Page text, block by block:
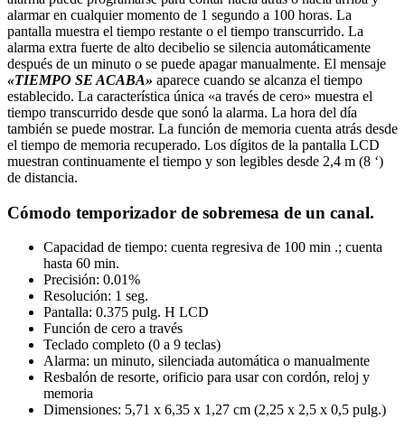
alarmar en cualquier momento de 1 segundo a 100 horas. La
pantalla muestra el tiempo restante o el tiempo transcurrido. La
alarma extra fuerte de alto decibelio se silencia automáticamente
después de un minuto o se puede apagar manualmente. El mensaje
«TIEMPO SE ACABA» aparece cuando se alcanza el tiempo
establecido. La característica única «a través de cero» muestra el
tiempo transcurrido desde que sonó la alarma. La hora del día
también se puede mostrar. La función de memoria cuenta atrás desde
el tiempo de memoria recuperado. Los dígitos de la pantalla LCD
muestran continuamente el tiempo y son legibles desde 2,4 m (8 ‘)
de distancia.
Cómodo temporizador de sobremesa de un canal.
Capacidad de tiempo: cuenta regresiva de 100 min .; cuenta
hasta 60 min.
Precisión: 0.01%
Resolución: 1 seg.
Pantalla: 0.375 pulg. H LCD
Función de cero a través
Teclado completo (0 a 9 teclas)
Alarma: un minuto, silenciada automática o manualmente
Resbalón de resorte, orificio para usar con cordón, reloj y
memoria
Dimensiones: 5,71 x 6,35 x 1,27 cm (2,25 x 2,5 x 0,5 pulg.)